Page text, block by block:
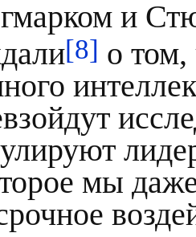
и
[8] о том,
мы